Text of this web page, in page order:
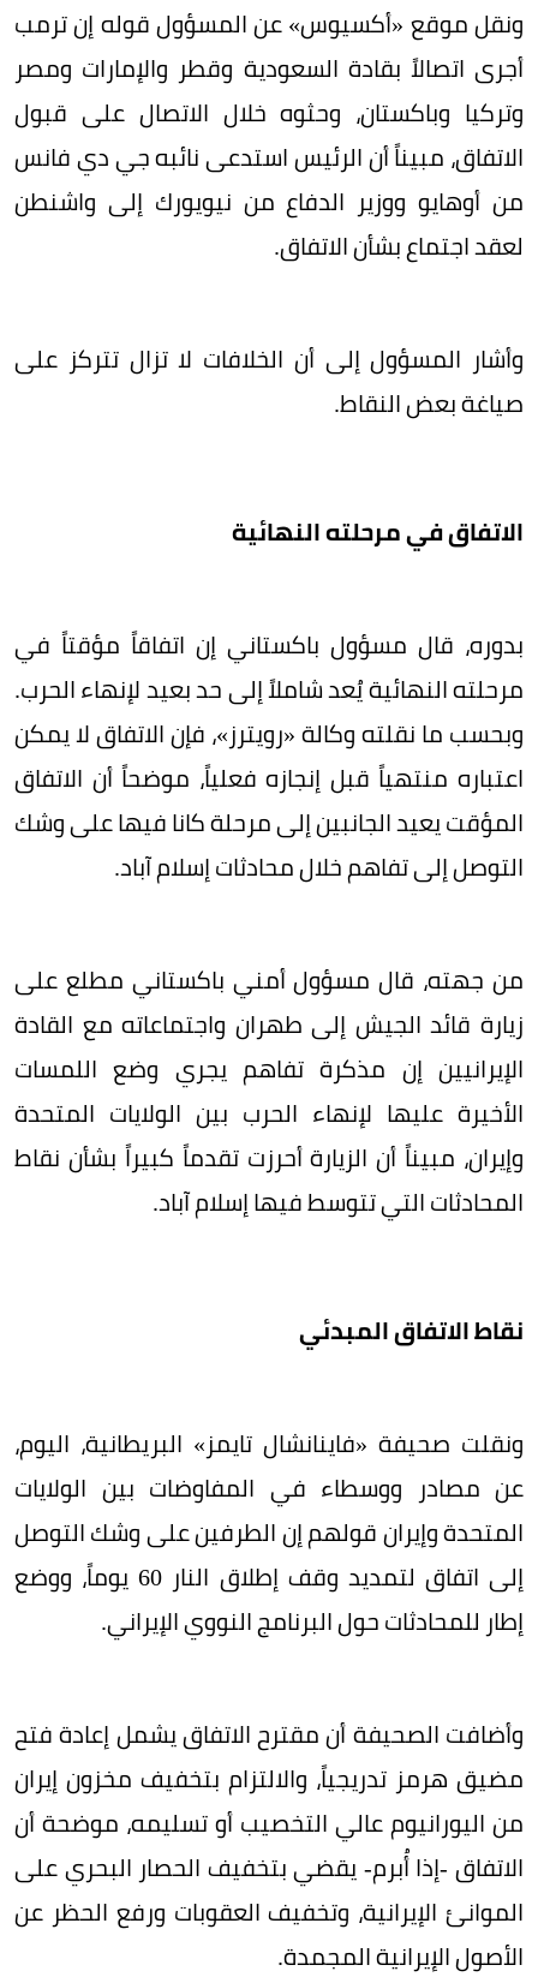
ونقل موقع «أكسيوس» عن المسؤول قوله إن ترمب
أجرى اتصالاً بقادة السعودية وقطر والإمارات ومصر
وتركيا وباكستان، وحثوه خلال الاتصال على قبول
الاتفاق، مبيناً أن الرئيس استدعى نائبه جي دي فانس
من أوهايو ووزير الدفاع من نيويورك إلى واشنطن
لعقد اجتماع بشأن الاتفاق.
وأشار المسؤول إلى أن الخلافات لا تزال تتركز على
صياغة بعض النقاط.
الاتفاق في مرحلته النهائية
بدوره، قال مسؤول باكستاني إن اتفاقاً مؤقتاً في
مرحلته النهائية يُعد شاملاً إلى حد بعيد لإنهاء الحرب.
وبحسب ما نقلته وكالة «رويترز»، فإن الاتفاق لا يمكن
اعتباره منتهياً قبل إنجازه فعلياً، موضحاً أن الاتفاق
المؤقت يعيد الجانبين إلى مرحلة كانا فيها على وشك
التوصل إلى تفاهم خلال محادثات إسلام آباد.
من جهته، قال مسؤول أمني باكستاني مطلع على
زيارة قائد الجيش إلى طهران واجتماعاته مع القادة
الإيرانيين إن مذكرة تفاهم يجري وضع اللمسات
الأخيرة عليها لإنهاء الحرب بين الولايات المتحدة
وإيران، مبيناً أن الزيارة أحرزت تقدماً كبيراً بشأن نقاط
المحادثات التي تتوسط فيها إسلام آباد.
نقاط الاتفاق المبدئي
ونقلت صحيفة «فاينانشال تايمز» البريطانية، اليوم،
عن مصادر ووسطاء في المفاوضات بين الولايات
المتحدة وإيران قولهم إن الطرفين على وشك التوصل
إلى اتفاق لتمديد وقف إطلاق النار 60 يوماً، ووضع
إطار للمحادثات حول البرنامج النووي الإيراني.
وأضافت الصحيفة أن مقترح الاتفاق يشمل إعادة فتح
مضيق هرمز تدريجياً، والالتزام بتخفيف مخزون إيران
من اليورانيوم عالي التخصيب أو تسليمه، موضحة أن
الاتفاق -إذا أُبرم- يقضي بتخفيف الحصار البحري على
الموانئ الإيرانية، وتخفيف العقوبات ورفع الحظر عن
الأصول الإيرانية المجمدة.